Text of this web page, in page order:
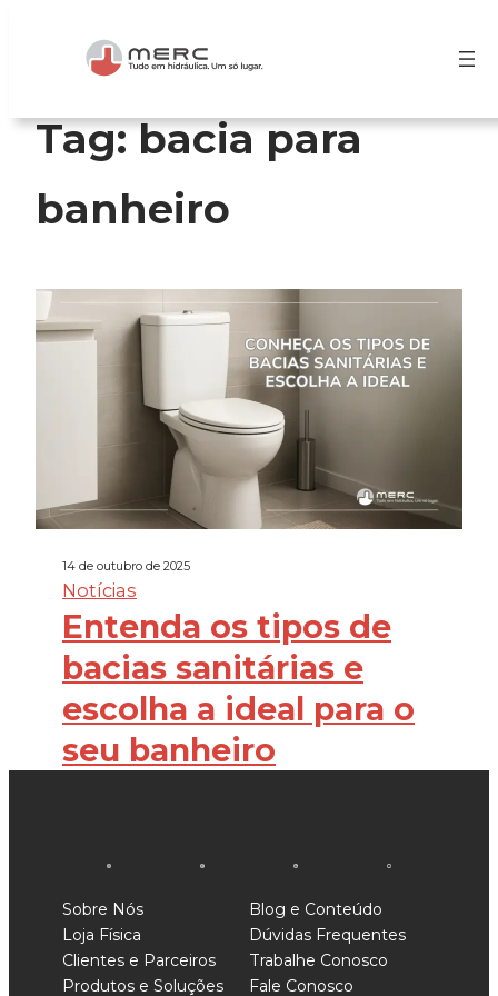
conteúdo
Tag:bacia para
banheiro
14 de outubro de 2025
Notícias
Entenda os tipos de
bacias sanitárias e
escolha a ideal para o
seu banheiro
Sobre Nós
Loja Física
Clientes e Parceiros
Produtos e Soluções
Blog e Conteúdo
Dúvidas Frequentes
Trabalhe Conosco
Fale Conosco